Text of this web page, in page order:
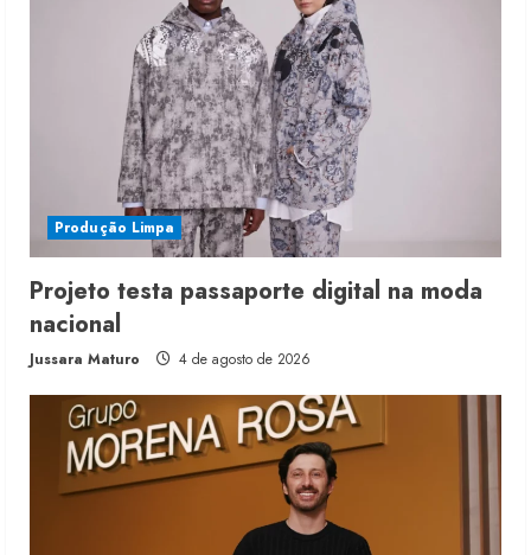
Produção Limpa
Projeto testa passaporte digital na moda
nacional
Jussara Maturo 4 de agosto de 2026